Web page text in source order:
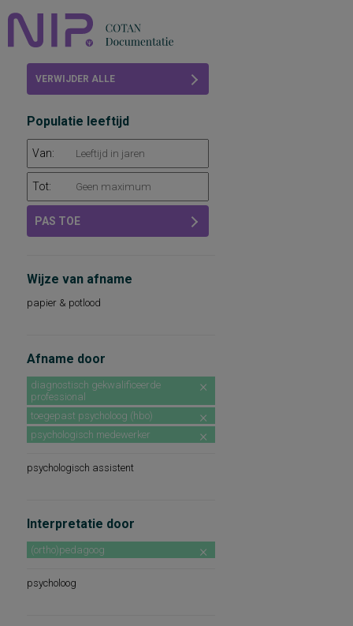
Abonneren
VERWIJDER ALLE
Populatie leeftijd
Van:
Tot:
PAS TOE
Wijze van afname
papier & potlood
Afname door
diagnostisch gekwalificeerde
professional
toegepast psycholoog (hbo)
psychologisch medewerker
psychologisch assistent
Interpretatie door
(ortho)pedagoog
psycholoog